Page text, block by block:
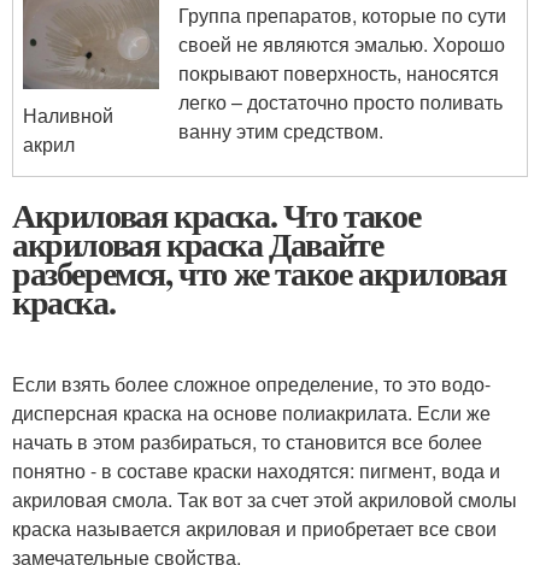
Наливной
акрил
Группа препаратов, которые по сути
своей не являются эмалью. Хорошо
покрывают поверхность, наносятся
легко – достаточно просто поливать
ванну этим средством.
Акриловая краска. Что такое
акриловая краска Давайте
разберемся, что же такое акриловая
краска.
Если взять более сложное определение, то это водо-
дисперсная краска на основе полиакрилата. Если же
начать в этом разбираться, то становится все более
понятно - в составе краски находятся: пигмент, вода и
акриловая смола. Так вот за счет этой акриловой смолы
краска называется акриловая и приобретает все свои
замечательные свойства.